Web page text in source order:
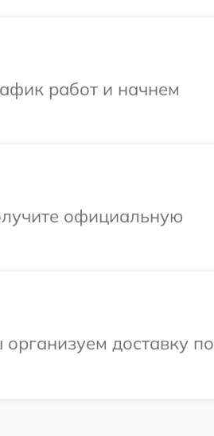
работ и начнем
официальную
доставку по